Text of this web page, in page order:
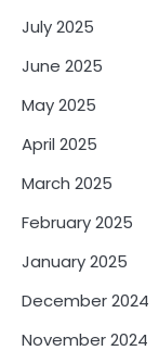
July 2025
June 2025
May 2025
April 2025
March 2025
February 2025
January 2025
December 2024
November 2024